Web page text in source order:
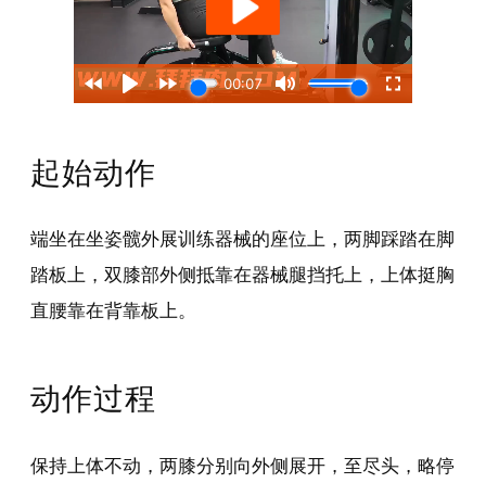
起始动作
端坐在坐姿髋外展训练器械的座位上，两脚踩踏在脚
踏板上，双膝部外侧抵靠在器械腿挡托上，上体挺胸
直腰靠在背靠板上。
动作过程
保持上体不动，两膝分别向外侧展开，至尽头，略停